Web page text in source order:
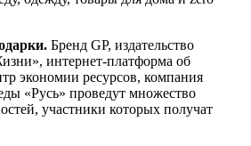
Бренд GP, издательство
интернет-платформа об
экономии ресурсов, компания
«Русь» проведут множество
участники которых получат